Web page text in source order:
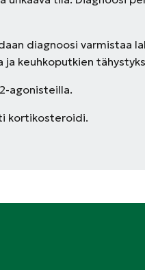
diagnoosi varmistaa
keuhkoputkien
agonisteilla.
kortikosteroidi.